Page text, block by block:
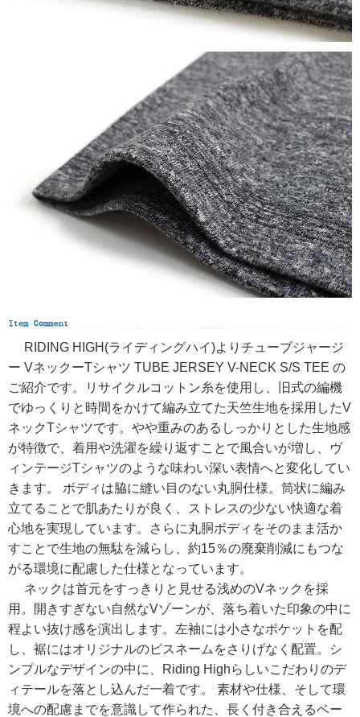
RIDING HIGH(ライディングハイ)よりチューブジャージ
ー VネックーTシャツ TUBE JERSEY V-NECK S/S TEE の
ご紹介です。リサイクルコットン糸を使用し、旧式の編機
でゆっくりと時間をかけて編み立てた天竺生地を採用したV
ネックTシャツです。やや重みのあるしっかりとした生地感
が特徴で、着用や洗濯を繰り返すことで風合いが増し、ヴ
ィンテージTシャツのような味わい深い表情へと変化してい
きます。 ボディは脇に縫い目のない丸胴仕様。筒状に編み
立てることで肌あたりが良く、ストレスの少ない快適な着
心地を実現しています。さらに丸胴ボディをそのまま活か
すことで生地の無駄を減らし、約15％の廃棄削減にもつな
がる環境に配慮した仕様となっています。
ネックは首元をすっきりと見せる浅めのVネックを採
用。開きすぎない自然なVゾーンが、落ち着いた印象の中に
程よい抜け感を演出します。左袖には小さなポケットを配
し、裾にはオリジナルのピスネームをさりげなく配置。シ
ンプルなデザインの中に、Riding Highらしいこだわりのデ
ィテールを落とし込んだ一着です。 素材や仕様、そして環
境への配慮までを意識して作られた、長く付き合えるベー